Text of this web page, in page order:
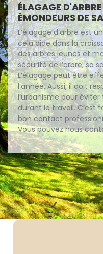
ÉLAGAGE
ÉMONDEURS DE
L’élagage d’arbre est
cela aide dans la
des arbres jeunes et
sécurité de l’arbre, sa
L’élagage peut être
l’année. Aussi, il doit
l’urbanisme pour
durant le travail. C’est
bon contact
Vous pouvez nous